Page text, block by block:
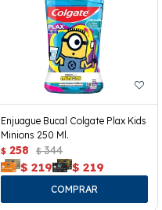
Enjuague Bucal Colgate Plax Kids
Minions 250 Ml.
$ 258 $ 344
$ 219 $ 219